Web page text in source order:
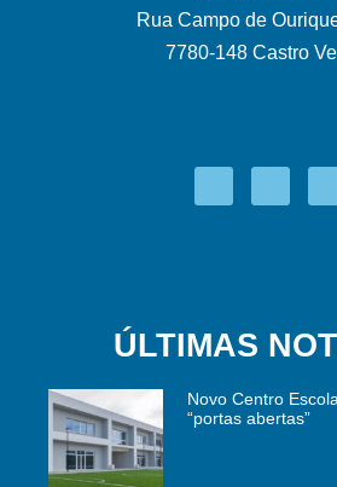
Rua Campo de
7780-148 Castro
ÚLTIMAS
Novo Centro
“portas abertas”